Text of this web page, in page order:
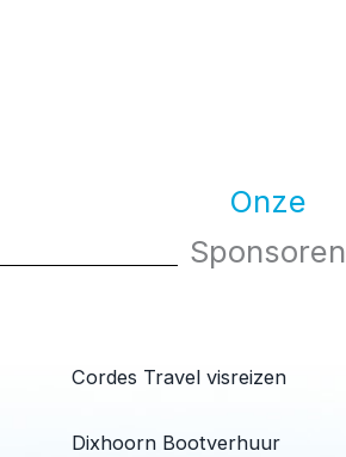
Onze
Sponsoren
Cordes Travel visreizen
Dixhoorn Bootverhuur